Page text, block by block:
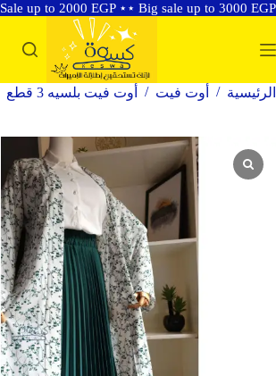
Sale up to 2000 EGP ⋆⋆ Big sale up to 3000 EGP
إلى
المحتوى
الرئيسية / أوت فيت / أوت فيت بلسيه 3 قطع